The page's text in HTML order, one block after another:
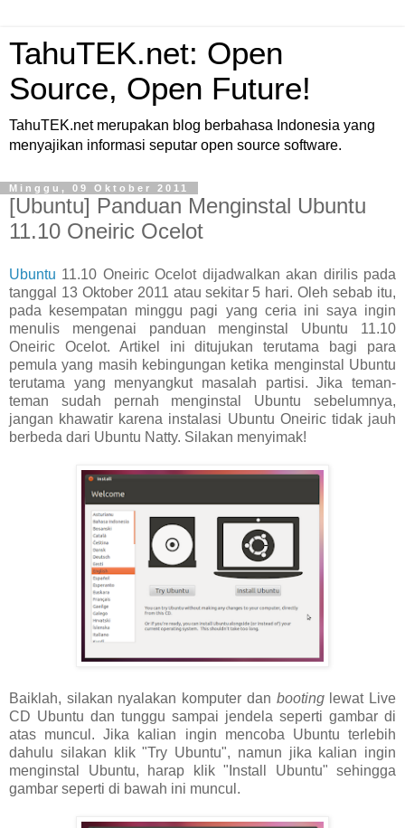
TahuTEK.net: Open
Source, Open Future!
TahuTEK.net merupakan blog berbahasa Indonesia yang
menyajikan informasi seputar open source software.
Minggu, 09 Oktober 2011
[Ubuntu] Panduan Menginstal Ubuntu
11.10 Oneiric Ocelot
Ubuntu 11.10 Oneiric Ocelot dijadwalkan akan dirilis pada
tanggal 13 Oktober 2011 atau sekitar 5 hari. Oleh sebab itu,
pada kesempatan minggu pagi yang ceria ini saya ingin
menulis mengenai panduan menginstal Ubuntu 11.10
Oneiric Ocelot. Artikel ini ditujukan terutama bagi para
pemula yang masih kebingungan ketika menginstal Ubuntu
terutama yang menyangkut masalah partisi. Jika teman-
teman sudah pernah menginstal Ubuntu sebelumnya,
jangan khawatir karena instalasi Ubuntu Oneiric tidak jauh
berbeda dari Ubuntu Natty. Silakan menyimak!
Baiklah, silakan nyalakan komputer dan bootinglewat Live
CD Ubuntu dan tunggu sampai jendela seperti gambar di
atas muncul. Jika kalian ingin mencoba Ubuntu terlebih
dahulu silakan klik "Try Ubuntu", namun jika kalian ingin
menginstal Ubuntu, harap klik "Install Ubuntu" sehingga
gambar seperti di bawah ini muncul.